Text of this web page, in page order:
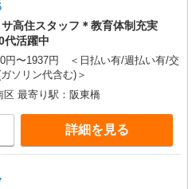
サ高住スタッフ＊教育体制充実
活躍中
円〜1937円 ＜日払い有/週払い有/交
ソリン代含む)＞
区 最寄り駅：阪東橋
詳細を見る